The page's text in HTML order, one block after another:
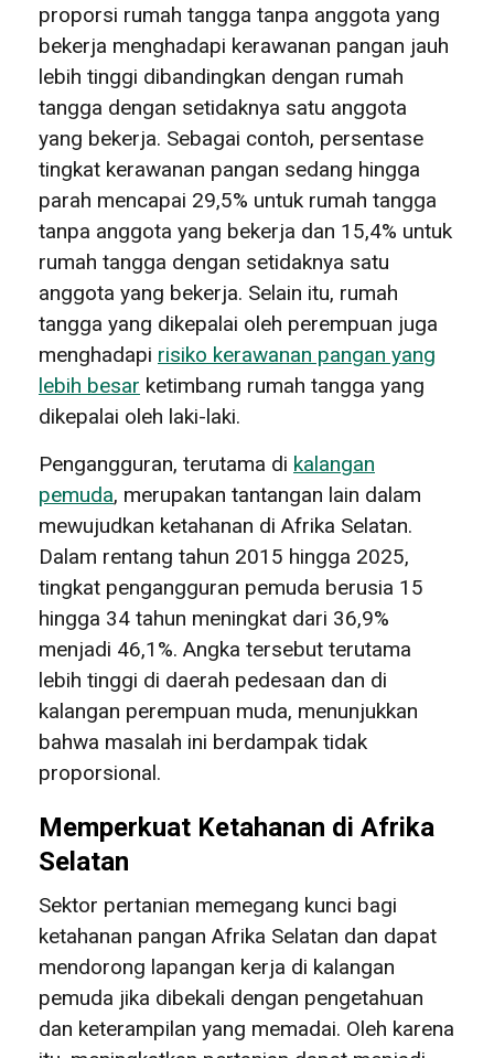
proporsi rumah tangga tanpa anggota yang
bekerja menghadapi kerawanan pangan jauh
lebih tinggi dibandingkan dengan rumah
tangga dengan setidaknya satu anggota
yang bekerja. Sebagai contoh, persentase
tingkat kerawanan pangan sedang hingga
parah mencapai 29,5% untuk rumah tangga
tanpa anggota yang bekerja dan 15,4% untuk
rumah tangga dengan setidaknya satu
anggota yang bekerja. Selain itu, rumah
tangga yang dikepalai oleh perempuan juga
menghadapi risiko kerawanan pangan yang
lebih besar ketimbang rumah tangga yang
dikepalai oleh laki-laki.
Pengangguran, terutama di kalangan
pemuda, merupakan tantangan lain dalam
mewujudkan ketahanan di Afrika Selatan.
Dalam rentang tahun 2015 hingga 2025,
tingkat pengangguran pemuda berusia 15
hingga 34 tahun meningkat dari 36,9%
menjadi 46,1%. Angka tersebut terutama
lebih tinggi di daerah pedesaan dan di
kalangan perempuan muda, menunjukkan
bahwa masalah ini berdampak tidak
proporsional.
Memperkuat Ketahanan di Afrika
Selatan
Sektor pertanian memegang kunci bagi
ketahanan pangan Afrika Selatan dan dapat
mendorong lapangan kerja di kalangan
pemuda jika dibekali dengan pengetahuan
dan keterampilan yang memadai. Oleh karena